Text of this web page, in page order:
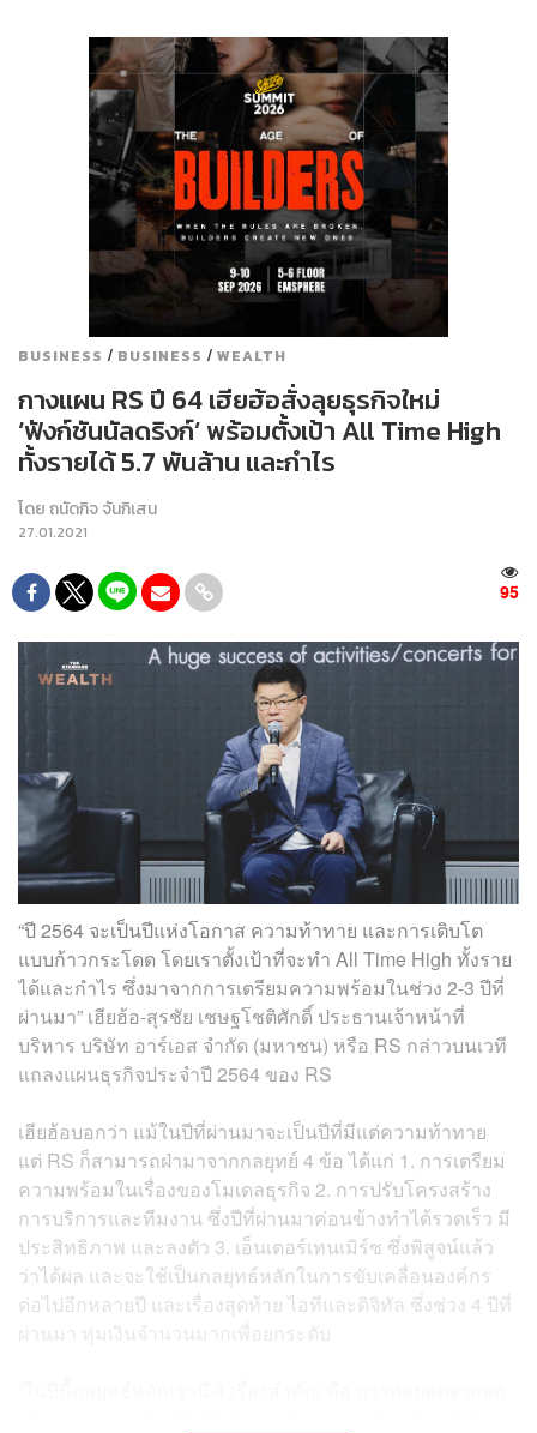
BUSINESS / BUSINESS / WEALTH
กางแผน RS ปี 64 เฮียฮ้อสั่งลุยธุรกิจใหม่
‘ฟังก์ชันนัลดริงก์’ พร้อมตั้งเป้า All Time High
ทั้งรายได้ 5.7 พันล้าน และกำไร
โดยถนัดกิจ จันกิเสน
27.01.2021
95
“ปี 2564 จะเป็นปีแห่งโอกาส ความท้าทาย และการเติบโต
แบบก้าวกระโดด โดยเราตั้งเป้าที่จะทำ All Time High ทั้งราย
ได้และกำไร ซึ่งมาจากการเตรียมความพร้อมในช่วง 2-3 ปีที่
ผ่านมา” เฮียฮ้อ-สุรชัย เชษฐโชติศักดิ์ ประธานเจ้าหน้าที่
บริหาร บริษัท อาร์เอส จำกัด (มหาชน) หรือ RS กล่าวบนเวที
แถลงแผนธุรกิจประจำปี 2564 ของ RS
เฮียฮ้อบอกว่า แม้ในปีที่ผ่านมาจะเป็นปีที่มีแต่ความท้าทาย
แต่ RS ก็สามารถฝ่ามาจากกลยุทย์ 4 ข้อ ได้แก่ 1. การเตรียม
ความพร้อมในเรื่องของโมเดลธุรกิจ 2. การปรับโครงสร้าง
การบริการและทีมงาน ซึ่งปีที่ผ่านมาค่อนข้างทำได้รวดเร็ว มี
ประสิทธิภาพ และลงตัว 3. เอ็นเตอร์เทนเมิร์ซ ซึ่งพิสูจน์แล้ว
ว่าได้ผล และจะใช้เป็นกลยุทธ์หลักในการขับเคลื่อนองค์กร
ต่อไปอีกหลายปี และเรื่องสุดท้าย ไอทีและดิจิทัล ซึ่งช่วง 4 ปีที่
ผ่านมา ทุ่มเงินจำนวนมากเพื่อยกระดับ